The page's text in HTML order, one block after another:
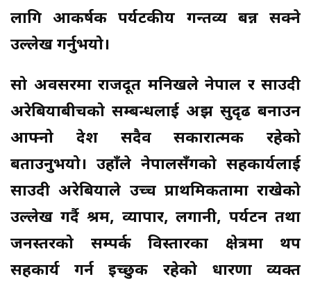
लागि आकर्षक पर्यटकीय गन्तव्य बन्न सक्ने
उल्लेख गर्नुभयो।
सो अवसरमा राजदूत मनिखले नेपाल र साउदी
अरेबियाबीचको सम्बन्धलाई अझ सुदृढ बनाउन
आफ्नो देश सदैव सकारात्मक रहेको
बताउनुभयो। उहाँले नेपालसँगको सहकार्यलाई
साउदी अरेबियाले उच्च प्राथमिकतामा राखेको
उल्लेख गर्दै श्रम, व्यापार, लगानी, पर्यटन तथा
जनस्तरको सम्पर्क विस्तारका क्षेत्रमा थप
सहकार्य गर्न इच्छुक रहेको धारणा व्यक्त